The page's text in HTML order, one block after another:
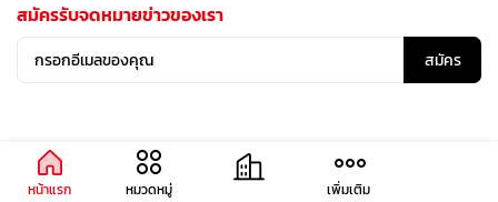
สมัครรับจดหมายข่าวของเรา
สมัคร
หน้าแรก หมวดหมู่ เพิ่มเติม